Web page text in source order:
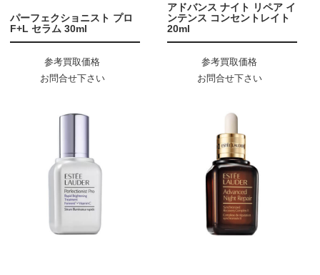
パーフェクショニスト プロ
F+L セラム 30ml
参考買取価格
お問合せ下さい
アドバンス ナイト リペア イ
ンテンス コンセントレイト
20ml
参考買取価格
お問合せ下さい